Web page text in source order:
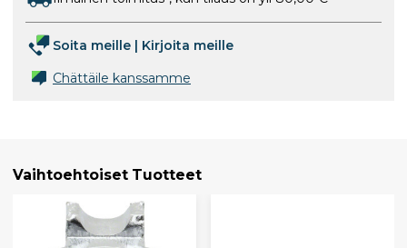
Soita meille | Kirjoita meille
Chättäile kanssamme
Vaihtoehtoiset Tuotteet